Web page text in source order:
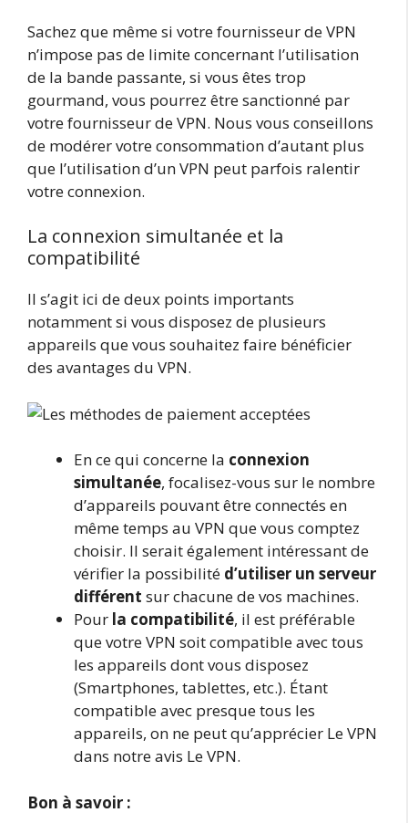
Sachez que même si votre fournisseur de VPN
n’impose pas de limite concernant l’utilisation
de la bande passante, si vous êtes trop
gourmand, vous pourrez être sanctionné par
votre fournisseur de VPN. Nous vous conseillons
de modérer votre consommation d’autant plus
que l’utilisation d’un VPN peut parfois ralentir
votre connexion.
La connexion simultanée et la
compatibilité
Il s’agit ici de deux points importants
notamment si vous disposez de plusieurs
appareils que vous souhaitez faire bénéficier
des avantages du VPN.
En ce qui concerne la connexion
simultanée, focalisez-vous sur le nombre
d’appareils pouvant être connectés en
même temps au VPN que vous comptez
choisir. Il serait également intéressant de
vérifier la possibilité d’utiliser un serveur
différent sur chacune de vos machines.
Pour la compatibilité, il est préférable
que votre VPN soit compatible avec tous
les appareils dont vous disposez
(Smartphones, tablettes, etc.). Étant
compatible avec presque tous les
appareils, on ne peut qu’apprécier Le VPN
dans notre avis Le VPN.
Bon à savoir :